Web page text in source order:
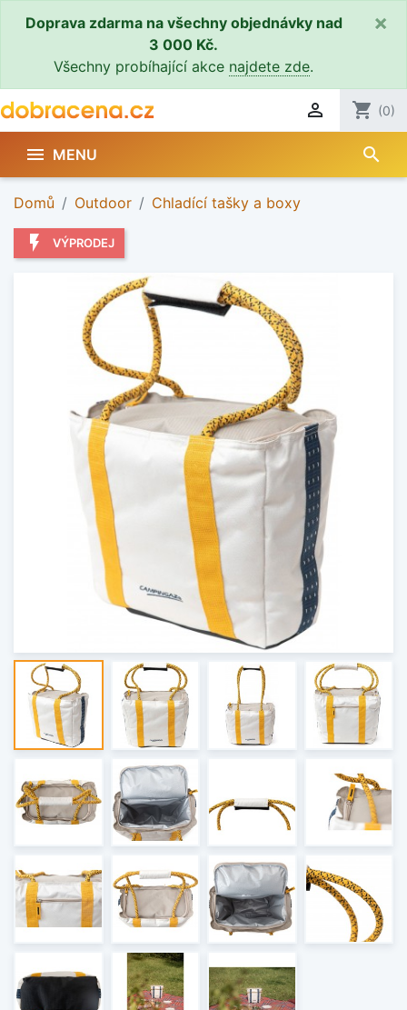
Doprava zdarma na všechny objednávky nad
3 000 Kč.
Všechny probíhající akce najdete zde.
×
 shopping_cart (0)
 MENU search
Domů Outdoor Chladící tašky a boxy
flash_on VÝPRODEJ